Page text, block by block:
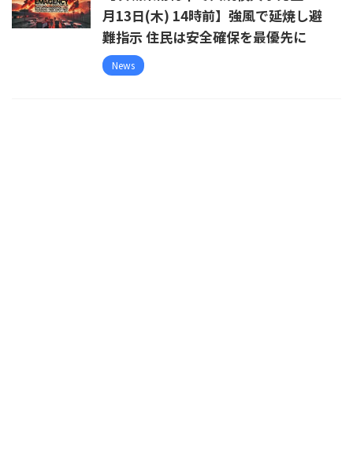
月13日(木) 14時前】強風で延焼し避
難指示 住民は安全確保を最優先に
News